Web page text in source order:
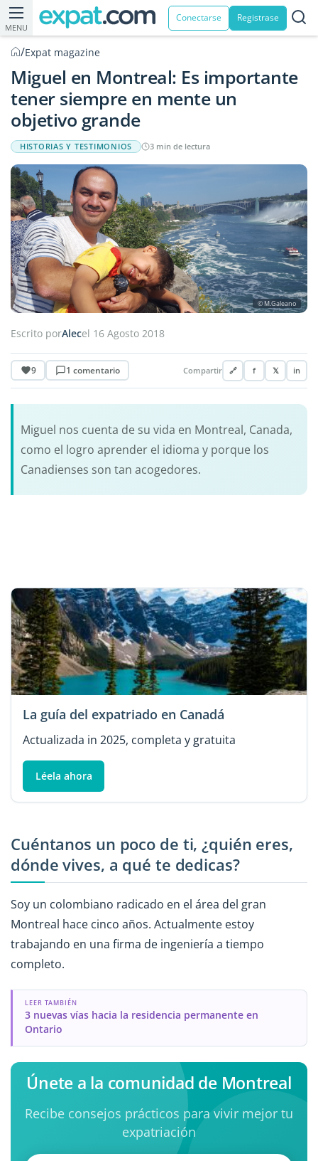
MENU
Conectarse Registrase
/Expat magazine
Miguel en Montreal: Es importante
tener siempre en mente un
objetivo grande
HISTORIAS Y TESTIMONIOS 3 min de lectura
© M.Galeano
Escrito porAlecel 16 Agosto 2018
9 1 comentario Compartir 🔗 f 𝕏 in
Miguel nos cuenta de su vida en Montreal, Canada,
como el logro aprender el idioma y porque los
Canadienses son tan acogedores.
La guía del expatriado en Canadá
Actualizada in 2025, completa y gratuita
Léela ahora
Cuéntanos un poco de ti, ¿quién eres,
dónde vives, a qué te dedicas?
Soy un colombiano radicado en el área del gran
Montreal hace cinco años. Actualmente estoy
trabajando en una firma de ingeniería a tiempo
completo.
LEER TAMBIÉN
3 nuevas vías hacia la residencia permanente en
Ontario
Únete a la comunidad de Montreal
Recibe consejos prácticos para vivir mejor tu
expatriación